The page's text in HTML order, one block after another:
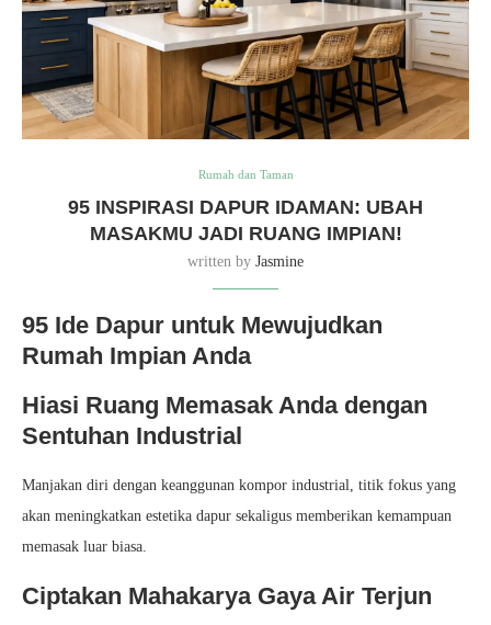
Rumah dan Taman
95 INSPIRASI DAPUR IDAMAN: UBAH
MASAKMU JADI RUANG IMPIAN!
written by Jasmine
95 Ide Dapur untuk Mewujudkan
Rumah Impian Anda
Hiasi Ruang Memasak Anda dengan
Sentuhan Industrial
Manjakan diri dengan keanggunan kompor industrial, titik fokus yang
akan meningkatkan estetika dapur sekaligus memberikan kemampuan
memasak luar biasa.
Ciptakan Mahakarya Gaya Air Terjun